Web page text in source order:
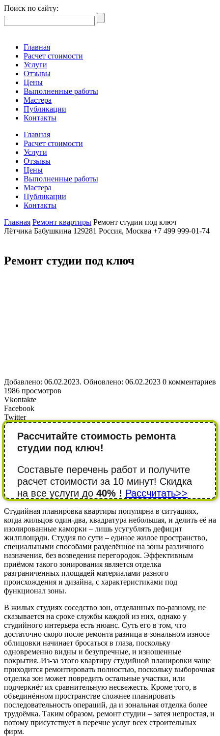
Поиск по сайту:
Главная
Расчет стоимости
Услуги
Отзывы
Цены
Выполненные работы
Мастера
Публикации
Контакты
Главная
Расчет стоимости
Услуги
Отзывы
Цены
Выполненные работы
Мастера
Публикации
Контакты
Главная Ремонт квартиры Ремонт студии под ключ
Лётчика Бабушкина 129281 Россия, Москва +7 499 999-01-74
Ремонт студии под ключ
Добавлено: 06.02.2023. Обновлено: 06.02.2023 0 комментариев
1986 просмотров
Vkontakte
Facebook
Twitter
Рассчитайте стоимость ремонта
студии под ключ!
Составьте перечень работ и получите
расчет стоимости за 10 минут! Cкидка
на все услуги до 40% ! Рассчитать>>
Студийная планировка квартиры популярна в ситуациях,
когда жильцов один-два, квадратура небольшая, и делить её на
изолированные каморки – лишь усугублять дефицит
жилплощади. Студия по сути – единое жилое пространство,
специальными способами разделённое на зоны различного
назначения, без возведения перегородок. Эффективным
приёмом такого зонирования является отделка
разграниченных площадей материалами разного
происхождения и дизайна, с характеристиками под
функционал зоны.
В жилых студиях соседство зон, отделанных по-разному, не
сказывается на сроке службы каждой из них, однако у
студийного интерьера есть нюанс. Суть его в том, что
достаточно скоро после ремонта разница в зональном износе
облицовки начинает бросаться в глаза, поскольку
одновременно видны и безупречные, и изношенные
покрытия. Из-за этого квартиру студийной планировки чаще
приходится ремонтировать полностью, поскольку выборочная
отделка зон может повредить остальные участки, или
подчеркнёт их сравнительную несвежесть. Кроме того, в
объединённом пространстве сложнее планировать
последовательность операций, да и зональная отделка более
трудоёмка. Таким образом, ремонт студии – затея непростая, и
потому присутствует в перечне услуг всех строительных
фирм.